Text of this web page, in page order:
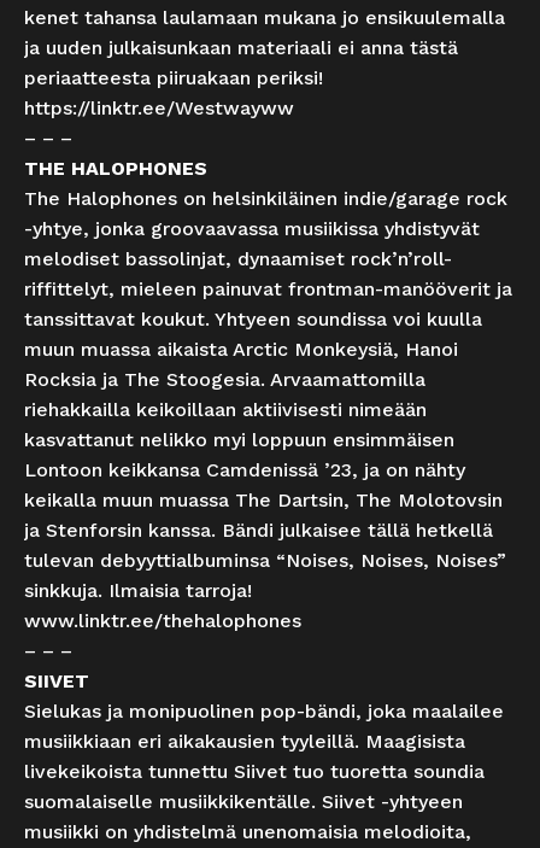
kenet tahansa laulamaan mukana jo ensikuulemalla
ja uuden julkaisunkaan materiaali ei anna tästä
periaatteesta piiruakaan periksi!
https://linktr.ee/Westwayww
– – –
THE HALOPHONES
The Halophones on helsinkiläinen indie/garage rock
-yhtye, jonka groovaavassa musiikissa yhdistyvät
melodiset bassolinjat, dynaamiset rock’n’roll-
riffittelyt, mieleen painuvat frontman-manööverit ja
tanssittavat koukut. Yhtyeen soundissa voi kuulla
muun muassa aikaista Arctic Monkeysiä, Hanoi
Rocksia ja The Stoogesia. Arvaamattomilla
riehakkailla keikoillaan aktiivisesti nimeään
kasvattanut nelikko myi loppuun ensimmäisen
Lontoon keikkansa Camdenissä ’23, ja on nähty
keikalla muun muassa The Dartsin, The Molotovsin
ja Stenforsin kanssa. Bändi julkaisee tällä hetkellä
tulevan debyyttialbuminsa “Noises, Noises, Noises”
sinkkuja. Ilmaisia tarroja!
www.linktr.ee/thehalophones
– – –
SIIVET
Sielukas ja monipuolinen pop-bändi, joka maalailee
musiikkiaan eri aikakausien tyyleillä. Maagisista
livekeikoista tunnettu Siivet tuo tuoretta soundia
suomalaiselle musiikkikentälle. Siivet -yhtyeen
musiikki on yhdistelmä unenomaisia melodioita,